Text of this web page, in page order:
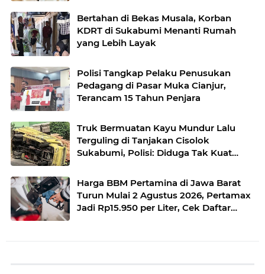
Bertahan di Bekas Musala, Korban
KDRT di Sukabumi Menanti Rumah
yang Lebih Layak
Polisi Tangkap Pelaku Penusukan
Pedagang di Pasar Muka Cianjur,
Terancam 15 Tahun Penjara
Truk Bermuatan Kayu Mundur Lalu
Terguling di Tanjakan Cisolok
Sukabumi, Polisi: Diduga Tak Kuat
Harga BBM Pertamina di Jawa Barat
Turun Mulai 2 Agustus 2026, Pertamax
Jadi Rp15.950 per Liter, Cek Daftar